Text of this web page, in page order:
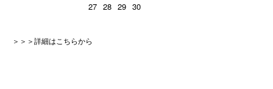
27 28 29 30
＞＞＞詳細はこちらから